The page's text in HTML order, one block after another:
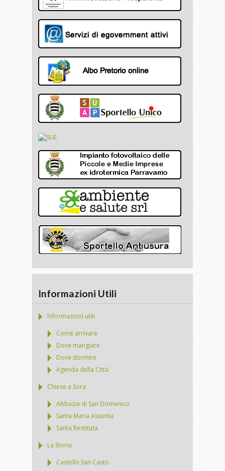
Informazioni Utili
Informazioni utili
Come arrivare
Dove mangiare
Dove dormire
Agenda della Città
Chiese a Sora
Abbazia di San Domenico
Santa Maria Assunta
Santa Restituta
La Storia
Castello San Casto